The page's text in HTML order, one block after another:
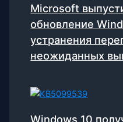
Microsoft
обновление
устранения
неожиданных
Windows 10